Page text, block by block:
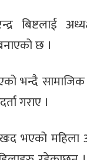
बिष्टलाई
छ ।
भन्दै
गराए ।
भएको